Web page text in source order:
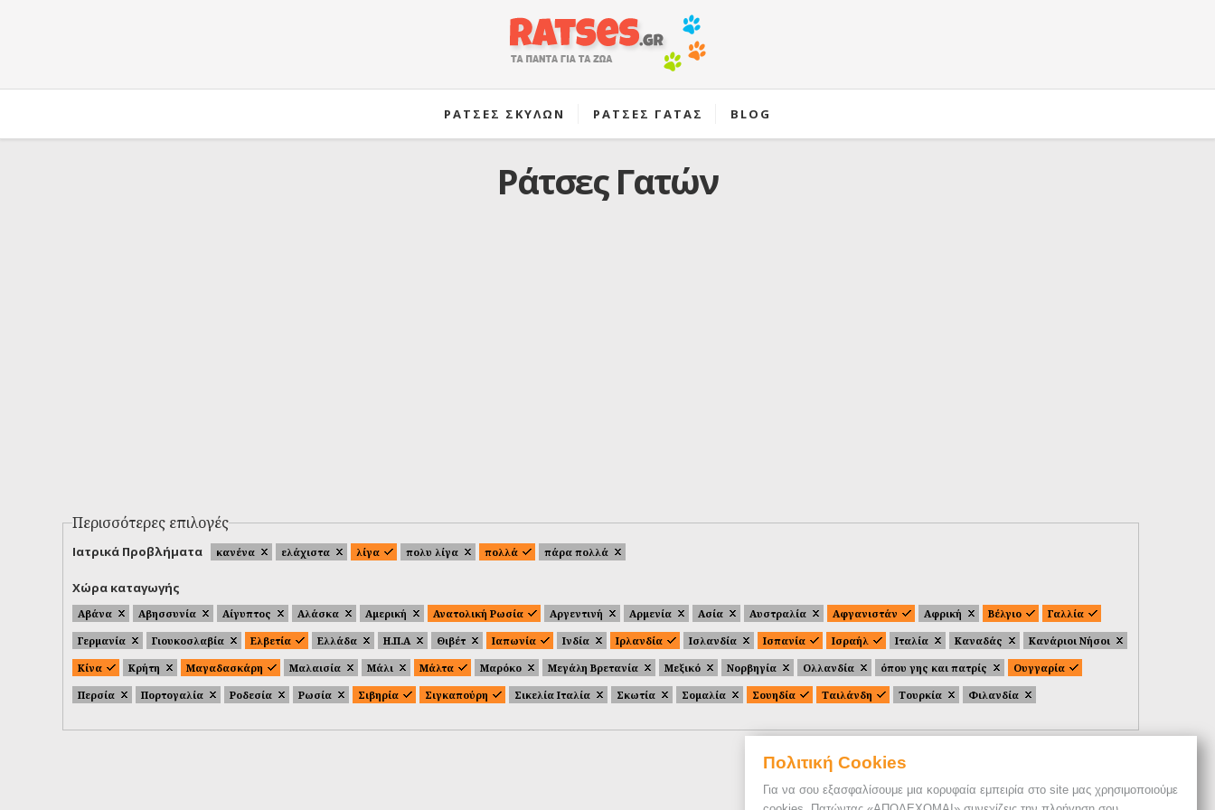
Πολιτική Cookies
Για να σου εξασφαλίσουμε μια κορυφαία εμπειρία στο site μας χρησιμοποιούμε
ΡΑΤΣΕΣ ΣΚΥΛΩΝ ΡΑΤΣΕΣ ΓΑΤΑΣ BLOG
Ράτσες Γατών
Περισσότερες επιλογές
Ιατρικά Προβλήματα κανένα ελάχιστα λίγα πολυ λίγα πολλά πάρα πολλά
Χώρα καταγωγής
Αβάνα Αβησσυνία Αίγυπτος Αλάσκα Αμερική Ανατολική Ρωσία Αργεντινή Αρμενία Ασία Αυστραλία Αφγανιστάν Αφρική Βέλγιο
Γαλλία
Γερμανία
Γιουκοσλαβία Ελβετία Ελλάδα Η.Π.Α Θιβέτ Ιαπωνία Ινδία Ιρλανδία Ισλανδία Ισπανία Ισραήλ Ιταλία Καναδάς
Κανάριοι Νήσοι
Κίνα
Κρήτη Μαγαδασκάρη Μαλαισία Μάλι Μάλτα Μαρόκο Μεγάλη Βρετανία Μεξικό Νορβηγία Ολλανδία όπου γης και πατρίς
Ουγγαρία
Περσία
Πορτογαλία Ροδεσία Ρωσία Σιβηρία Σιγκαπούρη Σικελία Ιταλία Σκωτία Σομαλία Σουηδία Ταιλάνδη Τουρκία Φιλανδία